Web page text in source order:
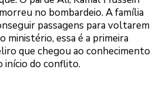
no bombardeio. A família
passagens para voltarem
ministério, essa é a primeira
que chegou ao conhecimento
início do conflito.